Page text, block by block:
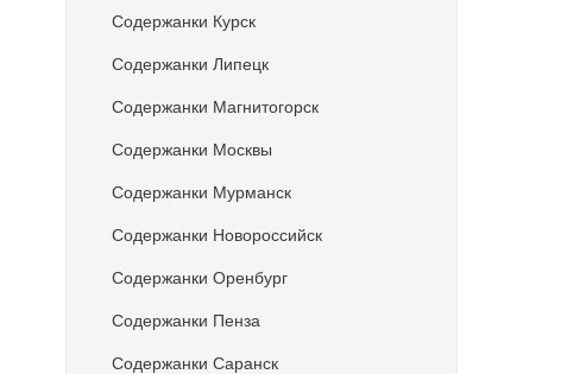
Содержанки Курск
Содержанки Липецк
Содержанки Магнитогорск
Содержанки Москвы
Содержанки Мурманск
Содержанки Новороссийск
Содержанки Оренбург
Содержанки Пенза
Содержанки Саранск